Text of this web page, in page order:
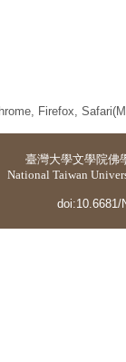
Firefox,
臺灣大學文學院佛
National Taiwan
doi:10.6681/